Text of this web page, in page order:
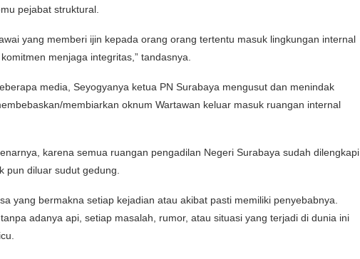
pejabat struktural.
yang memberi ijin kepada orang orang tertentu masuk lingkungan internal
menjaga integritas,” tandasnya.
media, Seyogyanya ketua PN Surabaya mengusut dan menindak
membiarkan oknum Wartawan keluar masuk ruangan internal
karena semua ruangan pengadilan Negeri Surabaya sudah dilengkapi
pun diluar sudut gedung.
yang bermakna setiap kejadian atau akibat pasti memiliki penyebabnya.
adanya api, setiap masalah, rumor, atau situasi yang terjadi di dunia ini